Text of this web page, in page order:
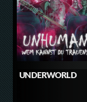
UNDERWORLD